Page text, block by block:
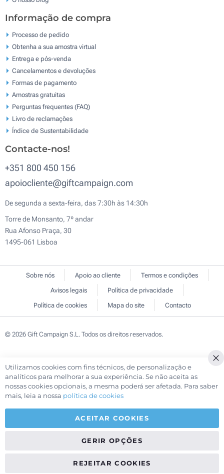
Informação de compra
Processo de pedido
Obtenha a sua amostra virtual
Entrega e pós-venda
Cancelamentos e devoluções
Formas de pagamento
Amostras gratuitas
Perguntas frequentes (FAQ)
Livro de reclamaçōes
Índice de Sustentabilidade
Contacte-nos!
+351 800 450 156
apoiocliente@giftcampaign.com
De segunda a sexta-feira, das 7:30h às 14:30h
Torre de Monsanto, 7º andar
Rua Afonso Praça, 30
1495-061 Lisboa
Sobre nós Apoio ao cliente
Termos e condições
Avisos legais
Política de privacidade
Política de cookies
Mapa do site Contacto
© 2026 Gift Campaign S.L. Todos os direitos reservados.
Utilizamos cookies com fins técnicos, de personalização e
analíticos para melhorar a sua experiência. Se não aceita as
nossas cookies opcionais, a mesma poderá ser afetada. Para saber
mais, leia a nossa política de cookies
ACEITAR COOKIES
GERIR OPÇÕES
REJEITAR COOKIES